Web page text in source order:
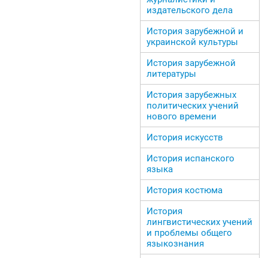
издательского дела
История зарубежной и
украинской культуры
История зарубежной
литературы
История зарубежных
политических учений
нового времени
История искусств
История испанского
языка
История костюма
История
лингвистических учений
и проблемы общего
языкознания